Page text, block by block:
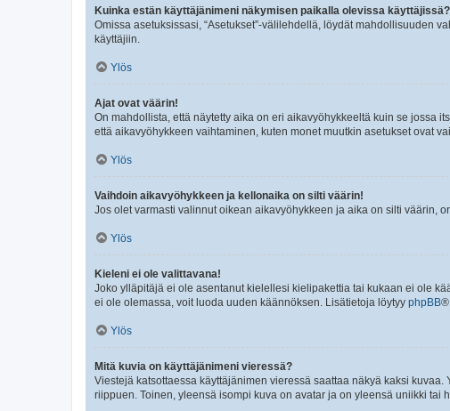
Kuinka estän käyttäjänimeni näkymisen paikalla olevissa käyttäjissä?
Omissa asetuksissasi, “Asetukset”-välilehdellä, löydät mahdollisuuden
käyttäjiin.
Ylös
Ajat ovat väärin!
On mahdollista, että näytetty aika on eri aikavyöhykkeeltä kuin se jossa
että aikavyöhykkeen vaihtaminen, kuten monet muutkin asetukset ovat
Ylös
Vaihdoin aikavyöhykkeen ja kellonaika on silti väärin!
Jos olet varmasti valinnut oikean aikavyöhykkeen ja aika on silti väärin,
Ylös
Kieleni ei ole valittavana!
Joko ylläpitäjä ei ole asentanut kielellesi kielipakettia tai kukaan ei ole
ei ole olemassa, voit luoda uuden käännöksen. Lisätietoja löytyy phpBB
Ylös
Mitä kuvia on käyttäjänimeni vieressä?
Viestejä katsottaessa käyttäjänimen vieressä saattaa näkyä kaksi
riippuen. Toinen, yleensä isompi kuva on avatar ja on yleensä uniikki tai